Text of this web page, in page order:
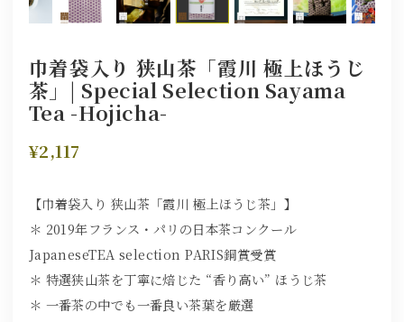
巾着袋入り 狭山茶「霞川 極上ほうじ
茶」| Special Selection Sayama
Tea -Hojicha-
¥2,117
【巾着袋入り 狭山茶「霞川 極上ほうじ茶」】
＊ 2019年フランス・パリの日本茶コンクール
JapaneseTEA selection PARIS銅賞受賞
＊ 特選狭山茶を丁寧に焙じた “香り高い” ほうじ茶
＊ 一番茶の中でも一番良い茶葉を厳選